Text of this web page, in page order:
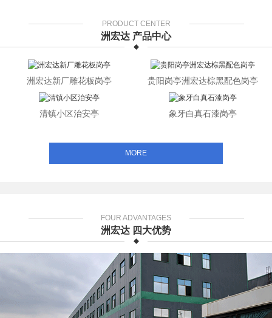
PRODUCT CENTER
洲宏达 产品中心
洲宏达新厂雕花板岗亭 贵阳岗亭洲宏达棕黑配色岗亭
清镇小区治安亭 象牙白真石漆岗亭
MORE
FOUR ADVANTAGES
洲宏达 四大优势